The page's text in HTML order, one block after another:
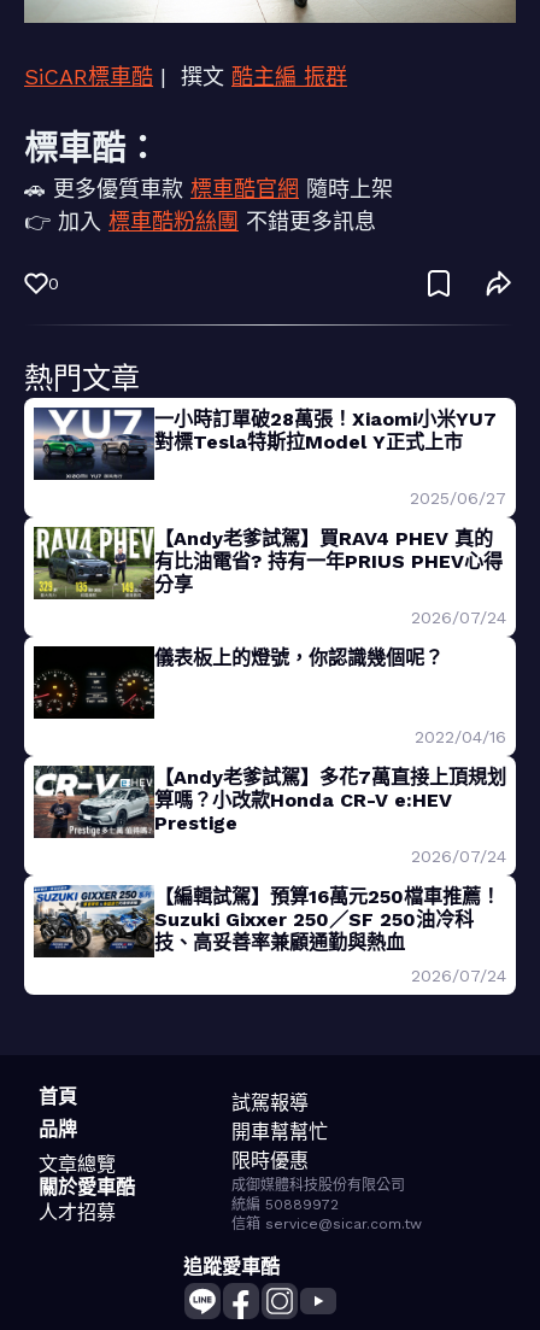
SiCAR標車酷 | 撰文 酷主編 振群
標車酷：
🚗 更多優質車款 標車酷官網 隨時上架
👉 加入 標車酷粉絲團 不錯更多訊息
0
熱門文章
一小時訂單破28萬張！Xiaomi小米YU7
對標Tesla特斯拉Model Y正式上市
2025/06/27
【Andy老爹試駕】買RAV4 PHEV 真的
有比油電省? 持有一年PRIUS PHEV心得
分享
2026/07/24
儀表板上的燈號，你認識幾個呢？
2022/04/16
【Andy老爹試駕】多花7萬直接上頂規划
算嗎？小改款Honda CR-V e:HEV
Prestige
2026/07/24
【編輯試駕】預算16萬元250檔車推薦！
Suzuki Gixxer 250／SF 250油冷科
技、高妥善率兼顧通勤與熱血
2026/07/24
首頁
品牌
文章總覽
試駕報導
開車幫幫忙
限時優惠
關於愛車酷
人才招募
成御媒體科技股份有限公司
統編 50889972
信箱 service@sicar.com.tw
追蹤愛車酷